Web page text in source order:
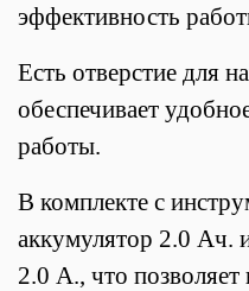
эффективность
Есть отверстие для
обеспечивает
работы.
В комплекте с
аккумулятор 2.0 Ач.
2.0 А., что позволяет